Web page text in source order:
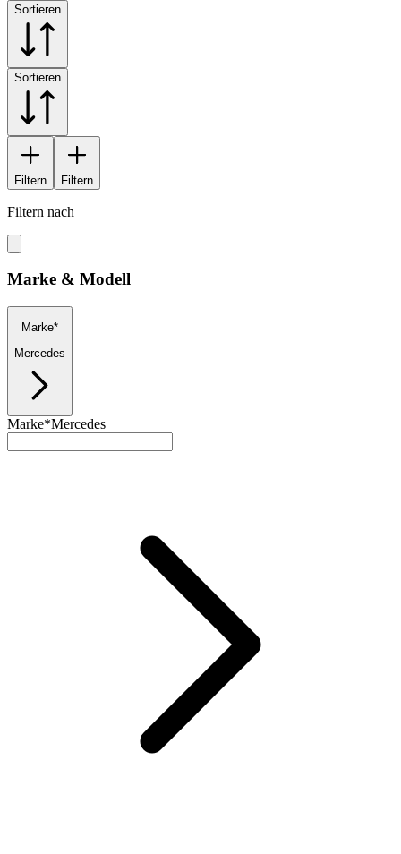
Sortieren
Sortieren
Filtern Filtern
Filtern nach
Marke & Modell
Marke*
Mercedes
Marke*Mercedes